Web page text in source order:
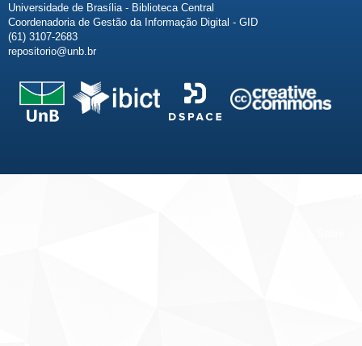
Universidade de Brasília - Biblioteca Central
Coordenadoria de Gestão da Informação Digital - GID
(61) 3107-2683
repositorio@unb.br